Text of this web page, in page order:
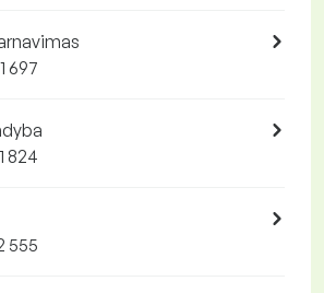
1 697
1 824
555